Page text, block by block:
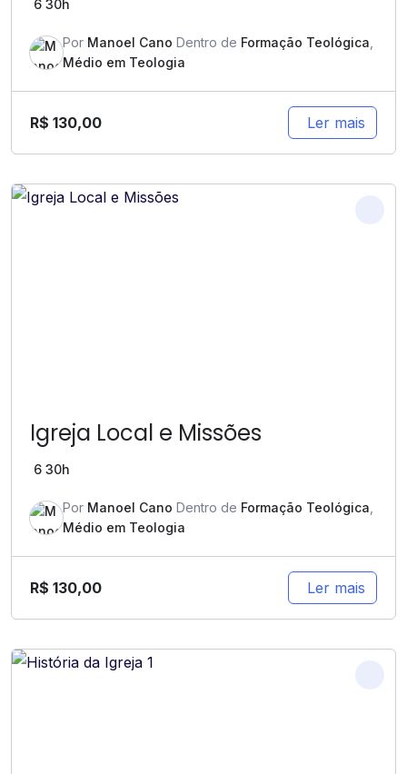
6 30h
Por Manoel Cano Dentro de Formação Teológica
Médio em Teologia
R$ 130,00 Ler mais
Igreja Local e Missões
6 30h
Por Manoel Cano Dentro de Formação Teológica,
Médio em Teologia
R$ 130,00 Ler mais